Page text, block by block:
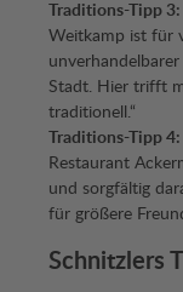
Traditions-Tipp 3:
Weitkamp ist für
Stadt. Hier trifft
traditionell.“
Traditions-Tipp 4:
Restaurant
und sorgfältig
für größere
Schnitzlers